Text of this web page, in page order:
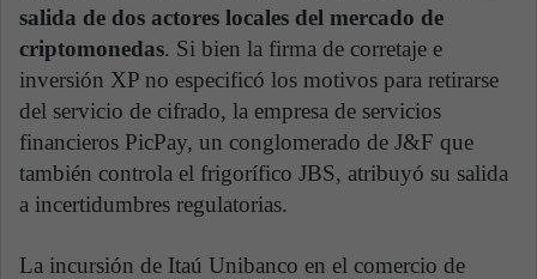
salida de dos actores locales del mercado de
criptomonedas. Si bien la firma de corretaje e
inversión XP no especificó los motivos para retirarse
del servicio de cifrado, la empresa de servicios
financieros PicPay, un conglomerado de J&F que
también controla el frigorífico JBS, atribuyó su salida
a incertidumbres regulatorias.
La incursión de Itaú Unibanco en el comercio de